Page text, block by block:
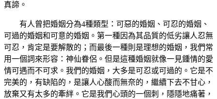
真諦。
有人曾把婚姻分為4種類型：可惡的婚姻、可忍的婚姻、
可過的婚姻和可意的婚姻。第一種因為其品質的低劣讓人忍無
可忍，肯定是要解散的；而最後一種則是理想的婚姻，我們常
用一個詞來形容：神仙眷侶。但是這種婚姻就像一見鍾情的愛
情可遇而不可求。我們的婚姻，大多是可忍或可過的。它是不
完美的，有缺陷的，是讓人心酸而無奈的，繼續下去不甘心，
放棄又有太多的牽絆。它是我們心頭的一個刺，隱隱地痛著，